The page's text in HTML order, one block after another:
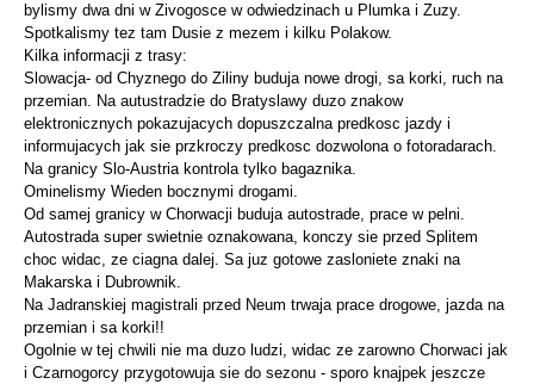
bylismy dwa dni w Zivogosce w odwiedzinach u Plumka i Zuzy.
Spotkalismy tez tam Dusie z mezem i kilku Polakow.
Kilka informacji z trasy:
Slowacja- od Chyznego do Ziliny buduja nowe drogi, sa korki, ruch na
przemian. Na autustradzie do Bratyslawy duzo znakow
elektronicznych pokazujacych dopuszczalna predkosc jazdy i
informujacych jak sie przkroczy predkosc dozwolona o fotoradarach.
Na granicy Slo-Austria kontrola tylko bagaznika.
Ominelismy Wieden bocznymi drogami.
Od samej granicy w Chorwacji buduja autostrade, prace w pelni.
Autostrada super swietnie oznakowana, konczy sie przed Splitem
choc widac, ze ciagna dalej. Sa juz gotowe zasloniete znaki na
Makarska i Dubrownik.
Na Jadranskiej magistrali przed Neum trwaja prace drogowe, jazda na
przemian i sa korki!!
Ogolnie w tej chwili nie ma duzo ludzi, widac ze zarowno Chorwaci jak
i Czarnogorcy przygotowuja sie do sezonu - sporo knajpek jeszcze